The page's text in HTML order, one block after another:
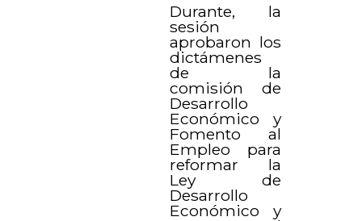
Durante, la
sesión
aprobaron los
dictámenes
de la
comisión de
Desarrollo
Económico y
Fomento al
Empleo para
reformar la
Ley de
Desarrollo
Económico y